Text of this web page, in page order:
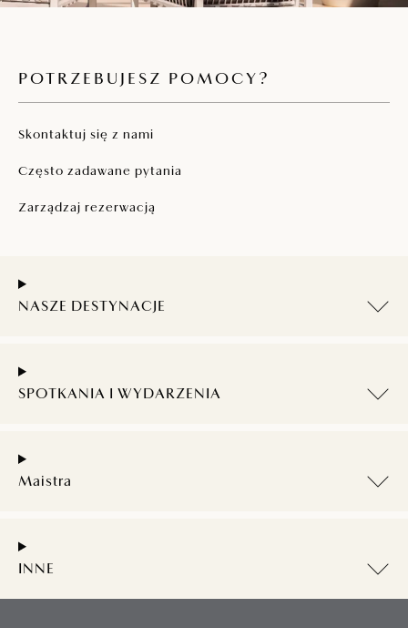
POTRZEBUJESZ POMOCY?
Skontaktuj się z nami
Często zadawane pytania
Zarządzaj rezerwacją
NASZE DESTYNACJE
SPOTKANIA I WYDARZENIA
Maistra
INNE